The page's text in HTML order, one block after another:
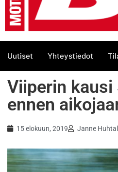
Uutiset Yhteystiedot
Viiperin
ennen
15 elokuun, 2019 Janne